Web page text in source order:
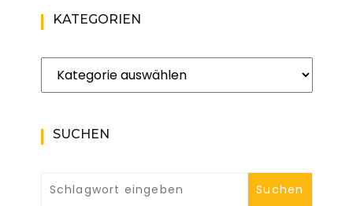
KATEGORIEN
Kategorien
SUCHEN